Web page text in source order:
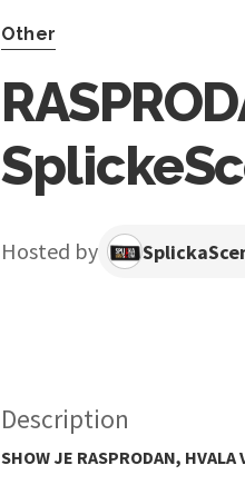
Other
Hosted by
Description
SHOW JE RASPRODAN, HVALA